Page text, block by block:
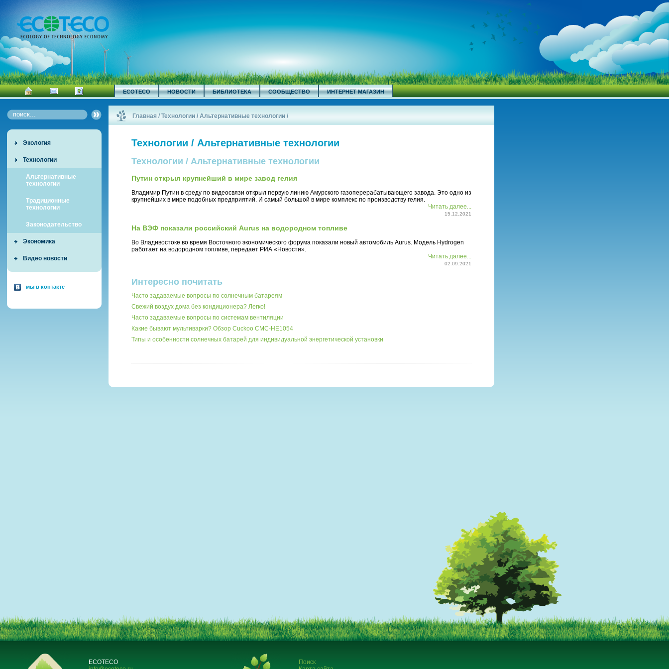
ECOTECO НОВОСТИ БИБЛИОТЕКА СООБЩЕСТВО ИНТЕРНЕТ МАГАЗИН
Экология
Технологии
Альтернативные
технологии
Традиционные
технологии
Законодательство
Экономика
Видео новости
мы в контакте
Главная /Технологии / Альтернативные технологии /
Технологии / Альтернативные технологии
Технологии / Альтернативные технологии
Путин открыл крупнейший в мире завод гелия
Владимир Путин в среду по видеосвязи открыл первую линию Амурского газоперерабатывающего завода. Это одно из
крупнейших в мире подобных предприятий. И самый большой в мире комплекс по производству гелия.
Читать далее...
15.12.2021
На ВЭФ показали российский Aurus на водородном топливе
Во Владивостоке во время Восточного экономического форума показали новый автомобиль Aurus. Модель Hydrogen
работает на водородном топливе, передает РИА «Новости».
Читать далее...
02.09.2021
Интересно почитать
Часто задаваемые вопросы по солнечным батареям
Свежий воздух дома без кондиционера? Легко!
Часто задаваемые вопросы по системам вентиляции
Какие бывают мультиварки? Обзор Cuckoo CMC-HE1054
Типы и особенности солнечных батарей для индивидуальной энергетической установки
ECOTECO
Поиск